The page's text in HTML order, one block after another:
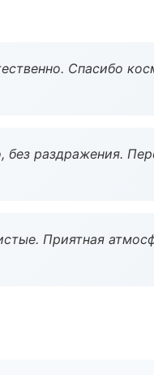
Спасибо
раздражения.
Приятная